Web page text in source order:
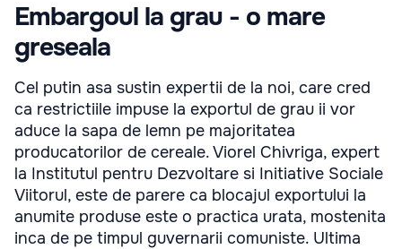
Embargoul la grau - o mare
greseala
Cel putin asa sustin expertii de la noi, care cred
ca restrictiile impuse la exportul de grau ii vor
aduce la sapa de lemn pe majoritatea
producatorilor de cereale. Viorel Chivriga, expert
la Institutul pentru Dezvoltare si Initiative Sociale
Viitorul, este de parere ca blocajul exportului la
anumite produse este o practica urata, mostenita
inca de pe timpul guvernarii comuniste. Ultima